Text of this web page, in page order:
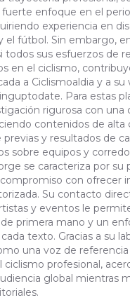
enfoque en el
experiencia en
el fútbol. Sin embargo,
todos sus esfuerzos de
en el ciclismo,
a Ciclismoaldia y a su
Para estas
rigurosa con una
contenidos de alta
previas y resultados de
sobre equipos y
se caracteriza por su
con ofrecer
Su contacto
y eventos le
primera mano y un
texto. Gracias a su
una voz de
ciclismo profesional,
global mientras